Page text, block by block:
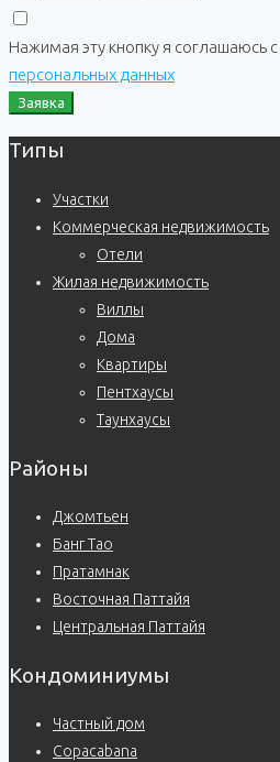
Нажимая эту кнопку я соглашаюсь с
персональных данных
Заявка
Типы
Участки
Коммерческая недвижимость
Отели
Жилая недвижимость
Виллы
Дома
Квартиры
Пентхаусы
Таунхаусы
Районы
Джомтьен
Банг Тао
Пратамнак
Восточная Паттайя
Центральная Паттайя
Кондоминиумы
Частный дом
Copacabana